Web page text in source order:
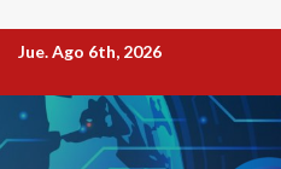
Jue. Ago 6th, 2026